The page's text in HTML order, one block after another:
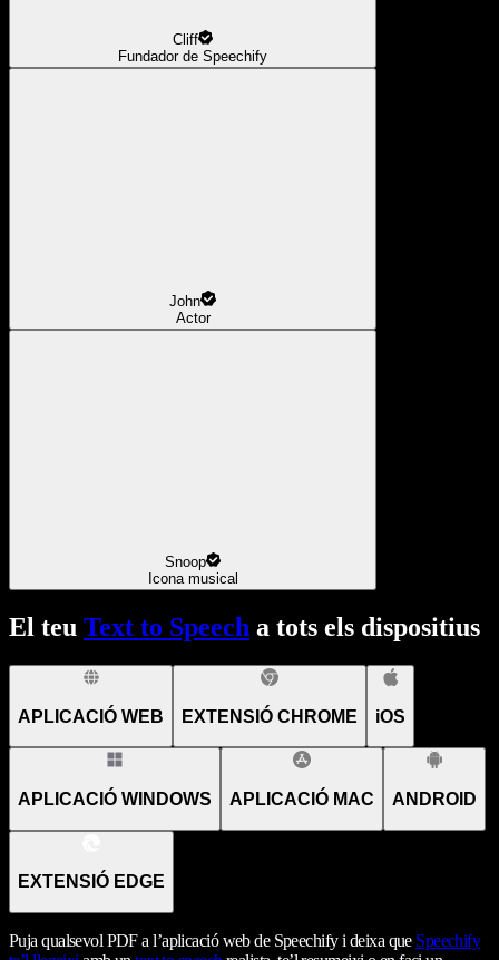
Cliff
Fundador de Speechify
John
Actor
Snoop
Icona musical
El teu Text to Speech a tots els dispositius
APLICACIÓ WEB EXTENSIÓ CHROME iOS
APLICACIÓ WINDOWS APLICACIÓ MAC ANDROID
EXTENSIÓ EDGE
Puja qualsevol PDF a l’aplicació web de Speechify i deixa que Speechify